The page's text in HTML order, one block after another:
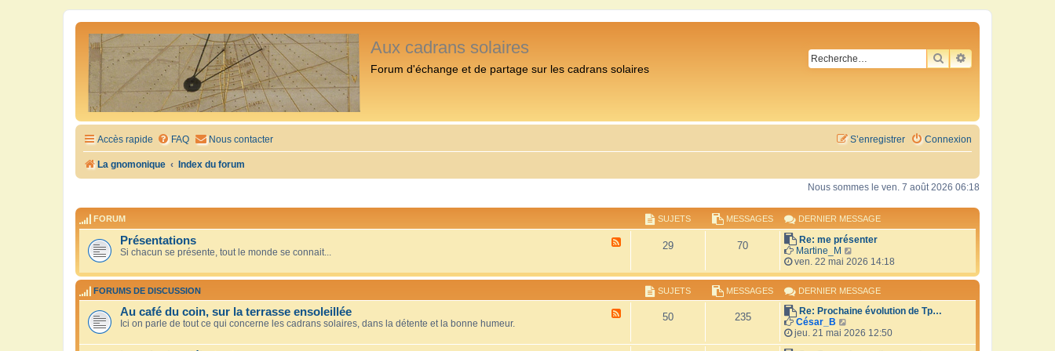
Aux cadrans solaires
Forum d'échange et de partage sur les cadrans solaires
RECHERCHER
RECHERCHE
Accès rapide FAQ Nous contacter Connexion
S’enregistrer
La gnomonique Index du forum
Nous sommes le ven. 7 août 2026 06:18
FORUM SUJETS MESSAGES DERNIER MESSAGE
x
Présentations
Si chacun se présente, tout le monde se connait...
29 70
Re: me présenter
Martine_M
o
i
r
l
e
d
r
n
ven. 22 mai 2026 14:18
FORUMS DE DISCUSSION SUJETS MESSAGES DERNIER MESSAGE
x
Au café du coin, sur la terrasse ensoleillée
Ici on parle de tout ce qui concerne les cadrans solaires, dans la détente et la bonne humeur.
50 235
Re: Prochaine évolution de Tp…
César_B
o
i
jeu. 21 mai 2026 12:50